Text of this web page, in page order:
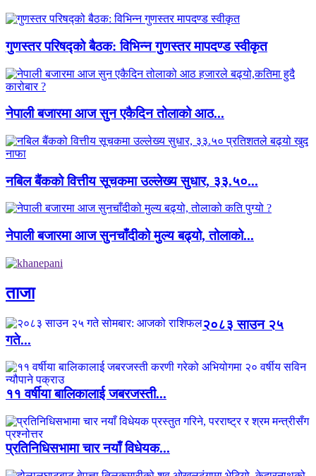
गुणस्तर परिषद्को बैठक: विभिन्न गुणस्तर मापदण्ड स्वीकृत
नेपाली बजारमा आज सुन एकैदिन तोलाको आठ...
नबिल बैंकको वित्तीय सूचकमा उल्लेख्य सुधार, ३३.५०...
नेपाली बजारमा आज सुनचाँदीको मुल्य बढ्यो, तोलाको...
ताजा
२०८३ साउन २५
गते...
११ वर्षीया बालिकालाई जबरजस्ती...
प्रतिनिधिसभामा चार नयाँ विधेयक...